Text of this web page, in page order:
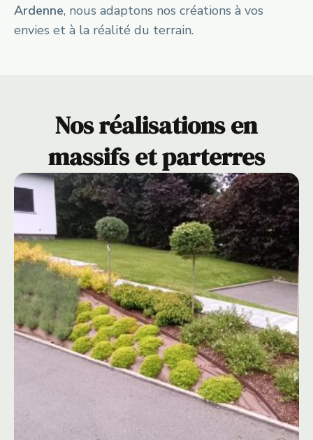
Ardenne, nous adaptons nos créations à vos
envies et à la réalité du terrain.
Nos réalisations en
massifs et parterres